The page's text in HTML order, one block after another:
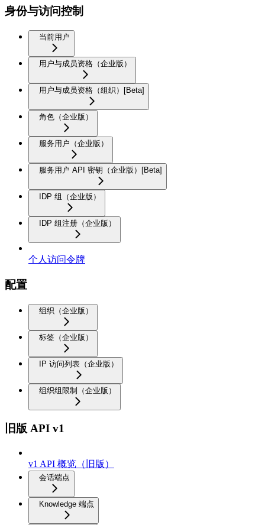
身份与访问控制
当前用户
用户与成员资格（企业版）
用户与成员资格（组织）[Beta]
角色（企业版）
服务用户（企业版）
服务用户 API 密钥（企业版）[Beta]
IDP 组（企业版）
IDP 组注册（企业版）
个人访问令牌
配置
组织（企业版）
标签（企业版）
IP 访问列表（企业版）
组织组限制（企业版）
旧版 API v1
v1 API 概览（旧版）
会话端点
Knowledge 端点